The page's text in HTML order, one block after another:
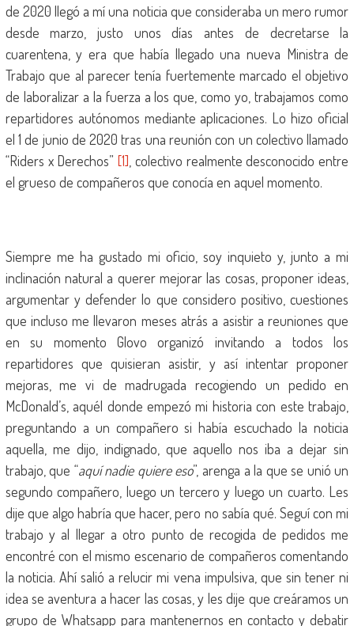
de 2020 llegó a mí una noticia que consideraba un mero rumor
desde marzo, justo unos días antes de decretarse la
cuarentena, y era que había llegado una nueva Ministra de
Trabajo que al parecer tenía fuertemente marcado el objetivo
de laboralizar a la fuerza a los que, como yo, trabajamos como
repartidores autónomos mediante aplicaciones. Lo hizo oficial
el 1 de junio de 2020 tras una reunión con un colectivo llamado
“Riders x Derechos”[1] , colectivo realmente desconocido entre
el grueso de compañeros que conocía en aquel momento.
Siempre me ha gustado mi oficio, soy inquieto y, junto a mi
inclinación natural a querer mejorar las cosas, proponer ideas,
argumentar y defender lo que considero positivo, cuestiones
que incluso me llevaron meses atrás a asistir a reuniones que
en su momento Glovo organizó invitando a todos los
repartidores que quisieran asistir, y así intentar proponer
mejoras, me vi de madrugada recogiendo un pedido en
McDonald’s, aquél donde empezó mi historia con este trabajo,
preguntando a un compañero si había escuchado la noticia
aquella, me dijo, indignado, que aquello nos iba a dejar sin
trabajo, que “aquí nadie quiere eso”, arenga a la que se unió un
segundo compañero, luego un tercero y luego un cuarto. Les
dije que algo habría que hacer, pero no sabía qué. Seguí con mi
trabajo y al llegar a otro punto de recogida de pedidos me
encontré con el mismo escenario de compañeros comentando
la noticia. Ahí salió a relucir mi vena impulsiva, que sin tener ni
idea se aventura a hacer las cosas, y les dije que creáramos un
grupo de Whatsapp para mantenernos en contacto y debatir